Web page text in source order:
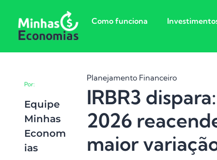
Como funciona
Por:
Equipe
Minhas
Econom
Ias
Planejamento Financeiro
IRBR3
2026
maior